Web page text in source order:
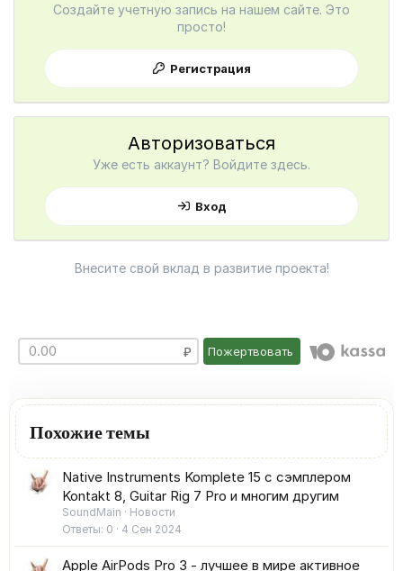
Создайте учетную запись на нашем сайте. Это
просто!
Регистрация
Авторизоваться
Уже есть аккаунт? Войдите здесь.
Вход
Внесите свой вклад в развитие проекта!
Пожертвовать
Похожие темы
Native Instruments Komplete 15 с сэмплером
Kontakt 8, Guitar Rig 7 Pro и многим другим
SoundMain
Новости
Ответы 0 4 Сен 2024
Apple AirPods Pro 3 - лучшее в мире активное